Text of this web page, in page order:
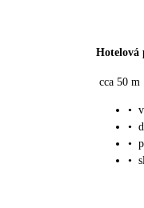
Hotelová
cca 50 m
•
•
•
•